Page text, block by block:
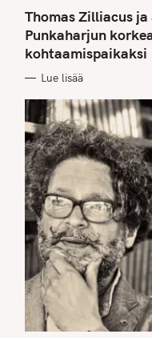
T
E
G
O
R
I
S
Thomas Zilliacus
Punkaharjun
kohtaamispaikaksi
Lue lisää